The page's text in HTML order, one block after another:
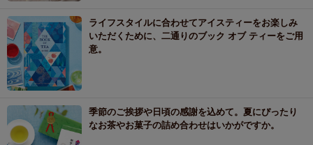
ライフスタイルに合わせてアイスティーをお楽しみ
いただくために、二通りのブック オブ ティーをご用
意。
季節のご挨拶や日頃の感謝を込めて。夏にぴったり
なお茶やお菓子の詰め合わせはいかがですか。